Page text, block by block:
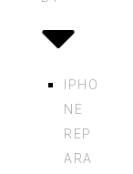
IPHO
NE
REP
ARA